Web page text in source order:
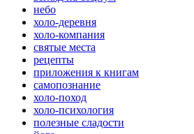
небо
холо-деревня
холо-компания
святые места
рецепты
приложения к книгам
самопознание
холо-поход
холо-психология
полезные сладости